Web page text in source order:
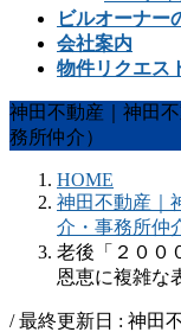
ビルオーナー
会社案内
物件リクエス
神田不動産｜神田
務所仲介）
HOME
神田不動産｜
介・事務所仲
老後「２００
恩恵に複雑な
/ 最終更新日 : 神田